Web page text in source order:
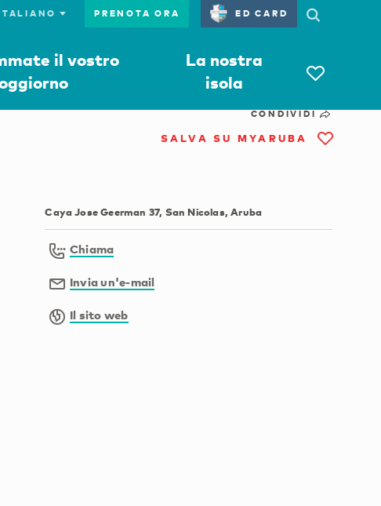
PRENOTA ORA ED CARD
il vostro
La nostra
isola
CONDIVIDI
SALVA SU MYARUBA
Caya Jose Geerman 37, San Nicolas, Aruba
Chiama
Invia un'e-mail
Il sito web